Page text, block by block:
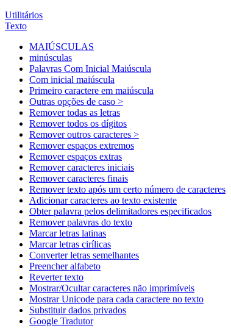
Utilitários
Texto
MAIÚSCULAS
minúsculas
Palavras Com Inicial Maiúscula
Com inicial maiúscula
Primeiro caractere em maiúscula
Outras opções de caso >
Remover todas as letras
Remover todos os dígitos
Remover outros caracteres >
Remover espaços extremos
Remover espaços extras
Remover caracteres iniciais
Remover caracteres finais
Remover texto após um certo número de caracteres
Adicionar caracteres ao texto existente
Obter palavra pelos delimitadores especificados
Remover palavras do texto
Marcar letras latinas
Marcar letras cirílicas
Converter letras semelhantes
Preencher alfabeto
Reverter texto
Mostrar/Ocultar caracteres não imprimíveis
Mostrar Unicode para cada caractere no texto
Substituir dados privados
Google Tradutor